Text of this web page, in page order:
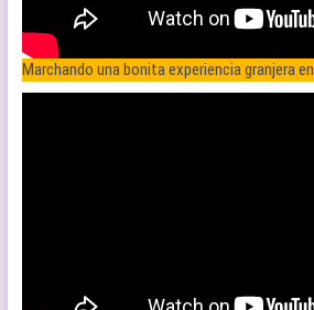
Marchando una bonita experiencia granjera en